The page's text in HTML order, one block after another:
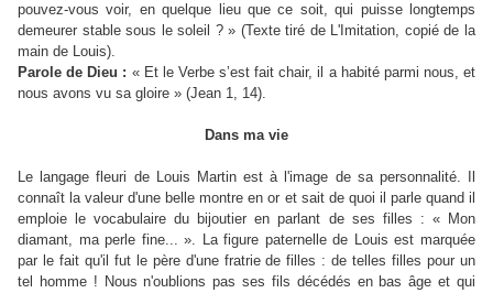
pouvez-vous voir, en quelque lieu que ce soit, qui puisse longtemps
demeurer stable sous le soleil ? » (Texte tiré de L'Imitation, copié de la
main de Louis).
Parole de Dieu : « Et le Verbe s’est fait chair, il a habité parmi nous, et
nous avons vu sa gloire » (Jean 1, 14).
Dans ma vie
Le langage fleuri de Louis Martin est à l'image de sa personnalité. Il
connaît la valeur d'une belle montre en or et sait de quoi il parle quand il
emploie le vocabulaire du bijoutier en parlant de ses filles : « Mon
diamant, ma perle fine... ». La figure paternelle de Louis est marquée
par le fait qu'il fut le père d'une fratrie de filles : de telles filles pour un
tel homme ! Nous n'oublions pas ses fils décédés en bas âge et qui